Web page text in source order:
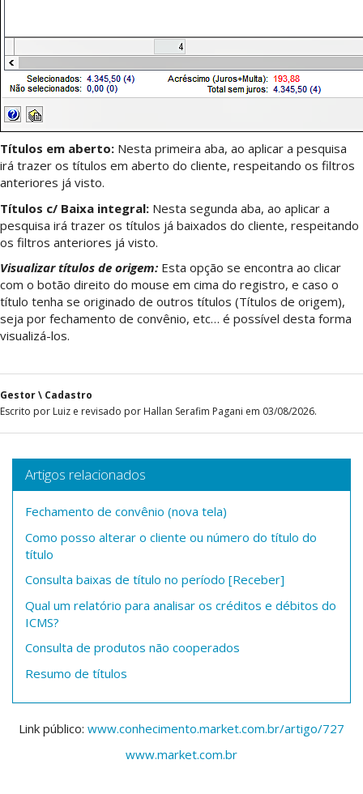
Títulos em aberto: Nesta primeira aba, ao aplicar a pesquisa
irá trazer os títulos em aberto do cliente, respeitando os filtros
anteriores já visto.
Títulos c/ Baixa integral: Nesta segunda aba, ao aplicar a
pesquisa irá trazer os títulos já baixados do cliente, respeitando
os filtros anteriores já visto.
Visualizar títulos de origem: Esta opção se encontra ao clicar
com o botão direito do mouse em cima do registro, e caso o
título tenha se originado de outros títulos (Títulos de origem),
seja por fechamento de convênio, etc… é possível desta forma
visualizá-los.
Gestor \ Cadastro
Escrito por Luiz e revisado por Hallan Serafim Pagani em 03/08/2026.
Artigos relacionados
Fechamento de convênio (nova tela)
Como posso alterar o cliente ou número do título do
título
Consulta baixas de título no período [Receber]
Qual um relatório para analisar os créditos e débitos do
ICMS?
Consulta de produtos não cooperados
Resumo de títulos
Link público: www.conhecimento.market.com.br/artigo/727
www.market.com.br